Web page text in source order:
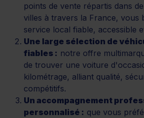
points de vente répartis dans
villes à travers la France, vous
service local fiable, accessible
Une large sélection de
fiables : notre offre
de trouver une voiture
kilométrage, alliant qualité,
compétitifs.
Un accompagnement
personnalisé : que vous